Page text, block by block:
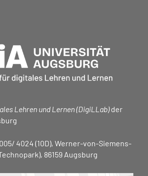
Lehren und Lernen (DigiLLab)der
4024 (10D), Werner-von-Siemens-
86159 Augsburg